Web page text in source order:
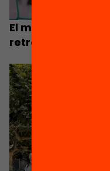
El model de
retrocés de